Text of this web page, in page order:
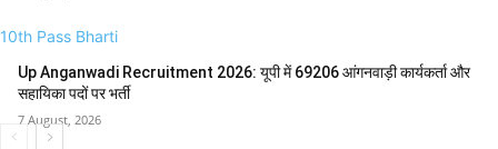
10th Pass Bharti
Up Anganwadi Recruitment 2026: यूपी में 69206 आंगनवाड़ी कार्यकर्ता और
सहायिका पदों पर भर्ती
7 August, 2026